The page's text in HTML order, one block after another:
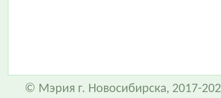
© Мэрия г. Новосибирска, 2017-